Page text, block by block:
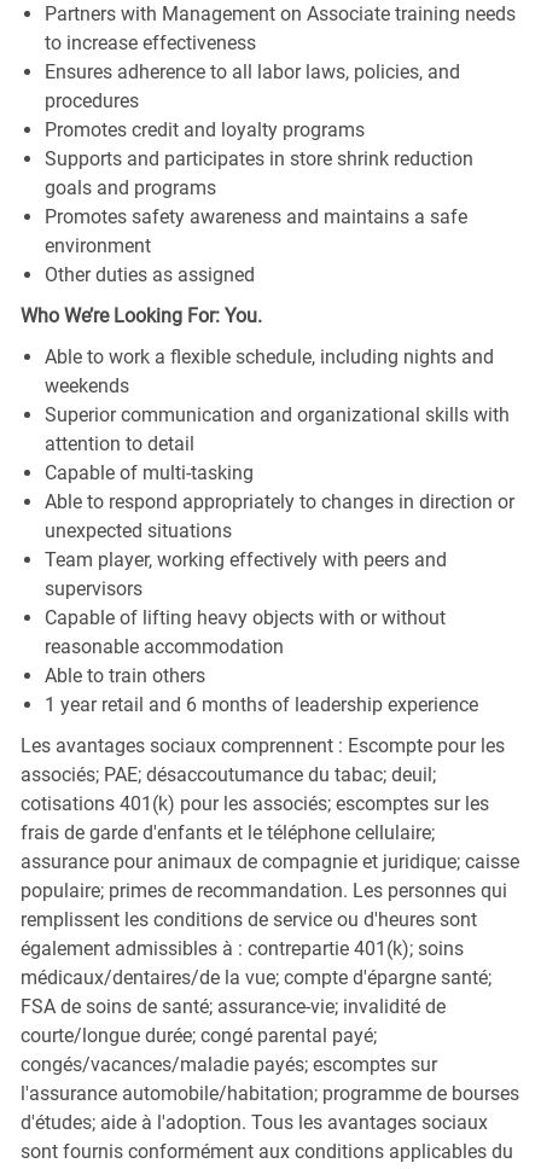
Partners with Management on Associate training needs
to increase effectiveness
Ensures adherence to all labor laws, policies, and
procedures
Promotes credit and loyalty programs
Supports and participates in store shrink reduction
goals and programs
Promotes safety awareness and maintains a safe
environment
Other duties as assigned
Who We’re Looking For: You.
Able to work a flexible schedule, including nights and
weekends
Superior communication and organizational skills with
attention to detail
Capable of multi-tasking
Able to respond appropriately to changes in direction or
unexpected situations
Team player, working effectively with peers and
supervisors
Capable of lifting heavy objects with or without
reasonable accommodation
Able to train others
1 year retail and 6 months of leadership experience
Les avantages sociaux comprennent : Escompte pour les
associés; PAE; désaccoutumance du tabac; deuil;
cotisations 401(k) pour les associés; escomptes sur les
frais de garde d'enfants et le téléphone cellulaire;
assurance pour animaux de compagnie et juridique; caisse
populaire; primes de recommandation. Les personnes qui
remplissent les conditions de service ou d'heures sont
également admissibles à : contrepartie 401(k); soins
médicaux/dentaires/de la vue; compte d'épargne santé;
FSA de soins de santé; assurance-vie; invalidité de
courte/longue durée; congé parental payé;
congés/vacances/maladie payés; escomptes sur
l'assurance automobile/habitation; programme de bourses
d'études; aide à l'adoption. Tous les avantages sociaux
sont fournis conformément aux conditions applicables du